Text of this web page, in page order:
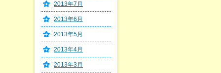
2013年7月
2013年6月
2013年5月
2013年4月
2013年3月